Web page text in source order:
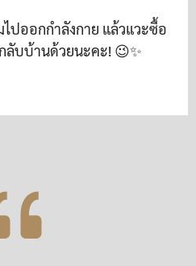
ปออกกำลังกาย แล้วแวะซื้อ
บบ้านด้วยนะคะ! 😉✨